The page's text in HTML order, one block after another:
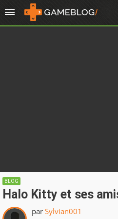
BLOG
Halo Kitty et ses
par Sylvian001